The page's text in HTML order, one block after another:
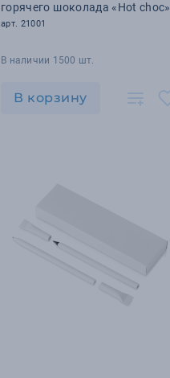
горячего шоколада «Hot choc»
арт. 21001
В наличии 1500 шт.
В корзину